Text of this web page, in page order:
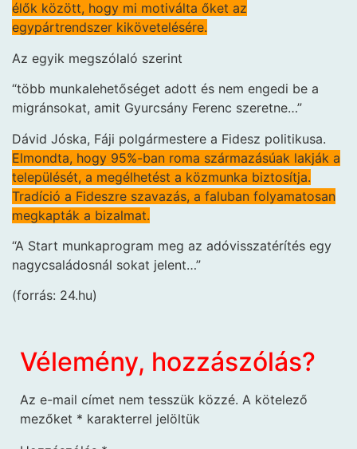
élők között, hogy mi motiválta őket az
egypártrendszer kikövetelésére.
Az egyik megszólaló szerint
“több munkalehetőséget adott és nem engedi be a
migránsokat, amit Gyurcsány Ferenc szeretne…”
Dávid Jóska, Fáji polgármestere a Fidesz politikusa.
Elmondta, hogy 95%-ban roma származásúak lakják a
települését, a megélhetést a közmunka biztosítja.
Tradíció a Fideszre szavazás, a faluban folyamatosan
megkapták a bizalmat.
“A Start munkaprogram meg az adóvisszatérítés egy
nagycsaládosnál sokat jelent…”
(forrás: 24.hu)
Vélemény, hozzászólás?
Az e-mail címet nem tesszük közzé. A kötelező
mezőket * karakterrel jelöltük